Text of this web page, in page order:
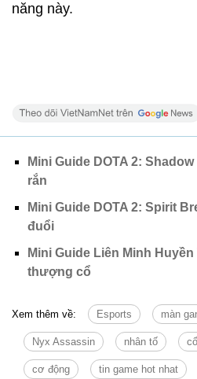
năng này.
Mini Guide DOTA 2:
rắn
Mini Guide DOTA 2: Spirit
đuổi
Mini Guide Liên Minh
thượng cổ
Xem thêm về: Esports màn
Nyx Assassin nhân tố
cơ động tin game hot nhat